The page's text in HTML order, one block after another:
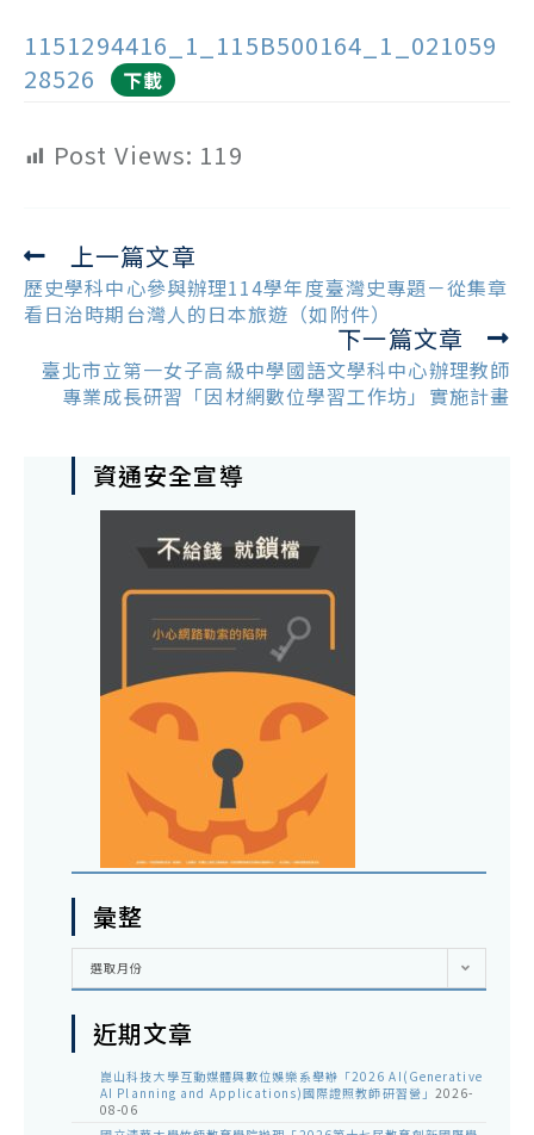
1151294416_1_115B500164_1_021059
28526
下載
Post Views: 119
Read
more
articles
上一篇文章
歷史學科中心參與辦理114學年度臺灣史專題－從集章
看日治時期台灣人的日本旅遊（如附件）
下一篇文章
臺北市立第一女子高級中學國語文學科中心辦理教師
專業成長研習「因材網數位學習工作坊」實施計畫
資通安全宣導
彙整
彙
選取月份
近期文章
崑山科技大學互動媒體與數位娛樂系舉辦「2026 AI(Generative
AI Planning and Applications)國際證照教師研習營」 2026-
08-06